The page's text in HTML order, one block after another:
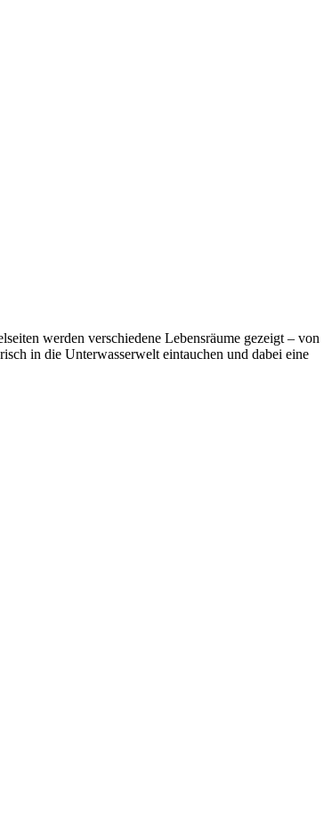
werden verschiedene Lebensräume gezeigt – von
in die Unterwasserwelt eintauchen und dabei eine